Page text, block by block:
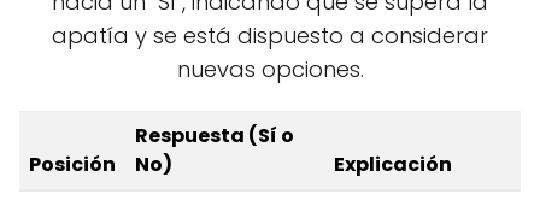
apatía y se está dispuesto a considerar
nuevas opciones.
Posición
Respuesta (Sí o
No)
Explicación